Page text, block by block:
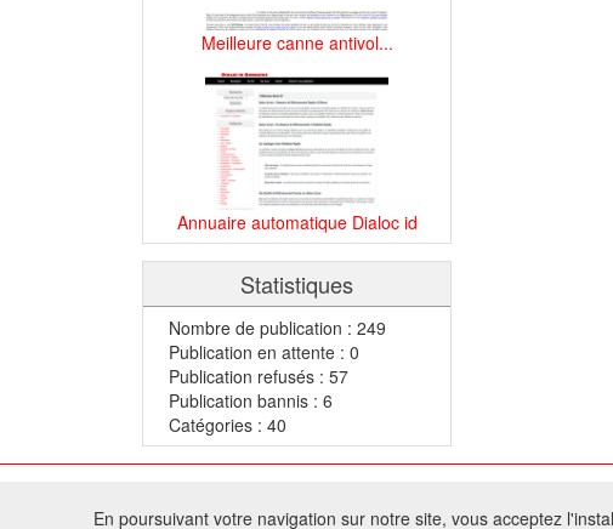
Meilleure canne antivol...
Annuaire automatique Dialoc id
Statistiques
Nombre de publication : 249
Publication en attente : 0
Publication refusés : 57
Publication bannis : 6
Catégories : 40
Tous droits réservés - Toute
En poursuivant votre navigation sur notre site, vous acceptez